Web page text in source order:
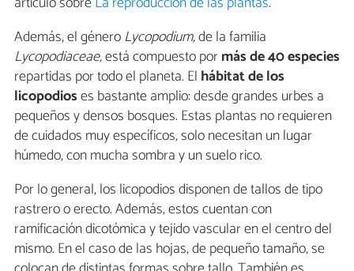
Además, el géneroLycopodium,de la familia
Lycopodiaceae,está compuesto pormás de 40 especies
repartidas por todo el planeta. El hábitat de los
licopodioses bastante amplio: desde grandes urbes a
pequeños y densos bosques. Estas plantas no requieren
de cuidados muy específicos, solo necesitan un lugar
húmedo, con mucha sombra y un suelo rico.
Por lo general, los licopodios disponen de tallos de tipo
rastrero o erecto. Además, estos cuentan con
ramificación dicotómica y tejido vascular en el centro del
mismo. En el caso de las hojas, de pequeño tamaño, se